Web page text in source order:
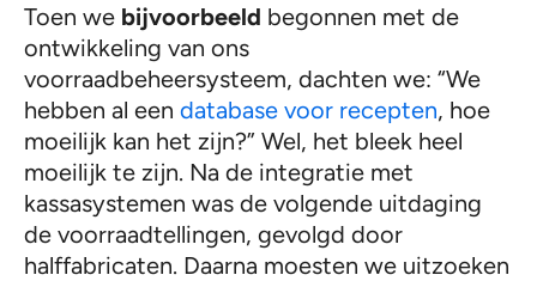
Toen we bijvoorbeeld begonnen met de
ontwikkeling van ons
voorraadbeheersysteem, dachten we: “We
hebben al een database voor recepten, hoe
moeilijk kan het zijn?” Wel, het bleek heel
moeilijk te zijn. Na de integratie met
kassasystemen was de volgende uitdaging
de voorraadtellingen, gevolgd door
halffabricaten. Daarna moesten we uitzoeken